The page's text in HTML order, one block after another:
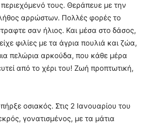
περιεχόμενό τους. Θεράπευε με την
αρρώστων. Πολλές φορές το
σαν ήλιος. Και μέσα στο δάσος,
φιλίες με τα άγρια πουλιά και ζώα,
πελώρια αρκούδα, που κάθε μέρα
από το χέρι του! Ζωή προπτωτική,
οσιακός. Στις 2 Ιανουαρίου του
γονατισμένος, με τα μάτια